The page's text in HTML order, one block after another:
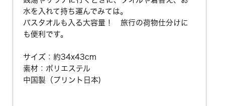
水を入れて持ち運んでみては。
バスタオルも入る大容量！ 旅行の荷物仕分けに
も便利です。
サイズ：約34x43cm
素材：ポリエステル
中国製（プリント日本)